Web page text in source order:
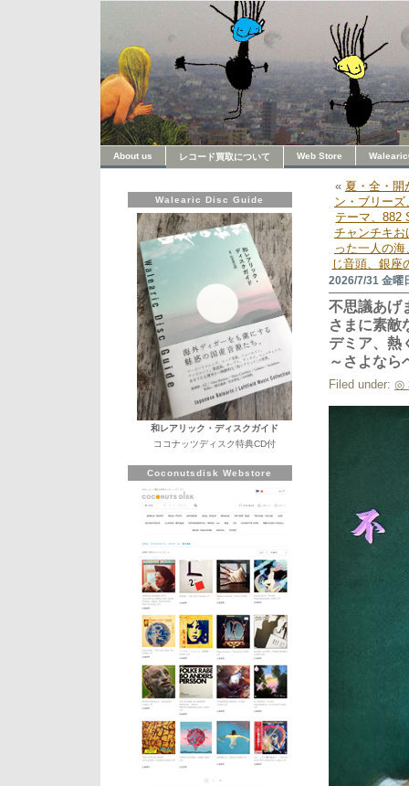
About us レコード買取について Web Store
« 夏・全・開
ン・ブリー
テーマ、882
チャンチキお
った一人の
じ音頭、銀座
2026/7/31 金曜
不思議あげ
さまに素敵
デミア、熱
～さよなら
Filed under: ◎
Walearic Disc Guide
和レアリック・ディスクガイド
ココナッツディスク特典CD付
Coconutsdisk Webstore